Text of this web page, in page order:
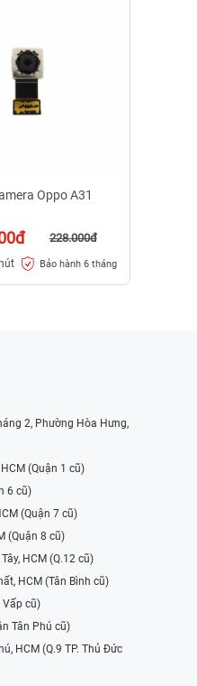
Oppo A31
228.000đ
Bảo hành 6 tháng
2, Phường Hòa Hưng,
(Quận 1 cũ)
6 cũ)
(Quận 7 cũ)
(Quận 8 cũ)
HCM (Q.12 cũ)
HCM (Tân Bình cũ)
Vấp cũ)
Tân Phú cũ)
HCM (Q.9 TP. Thủ Đức